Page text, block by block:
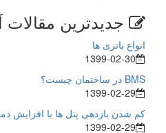
جدیدترین
انواع باتری ها
1399-02-30
BMS در ساختمان چیست؟
1399-02-29
کم شدن بازدهی پنل ها با افزایش
1399-02-29